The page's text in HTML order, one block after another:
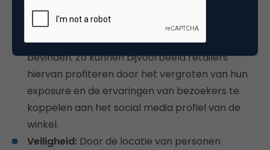
socialmediaberichten verrijken. Zo kun je
aangeven waar je precies bent en ook zien wie
uit je netwerk zich in je direct omgeving
bevinden. Zo kunnen bijvoorbeeld retailers
hiervan profiteren door het vergroten van hun
exposure en de ervaringen van bezoekers te
koppelen aan het social media profiel van de
winkel.
Veiligheid: Door de locatie van personen